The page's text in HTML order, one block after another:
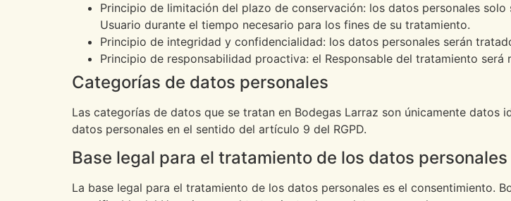
Principio de limitación del plazo de conservación: los datos personales
Usuario durante el tiempo necesario para los fines de su tratamiento.
Principio de integridad y confidencialidad: los datos personales serán
Principio de responsabilidad proactiva: el Responsable del tratamiento
Categorías de datos personales
Las categorías de datos que se tratan en Bodegas Larraz son únicamente
datos personales en el sentido del artículo 9 del RGPD.
Base legal para el tratamiento de los datos personales
La base legal para el tratamiento de los datos personales es el consentimiento.